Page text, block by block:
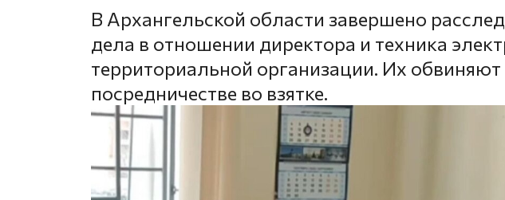
В Архангельской области завершено
дела в отношении директора и техника
территориальной организации. Их обвиняют
посредничестве во взятке.